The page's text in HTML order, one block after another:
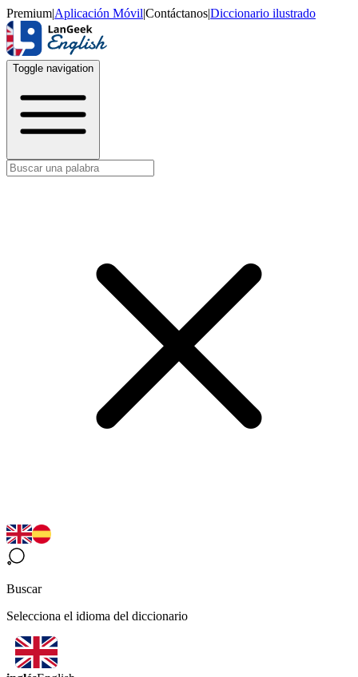
Premium|Aplicación Móvil|Contáctanos|Diccionario ilustrado
Toggle navigation
Buscar
Selecciona el idioma del diccionario